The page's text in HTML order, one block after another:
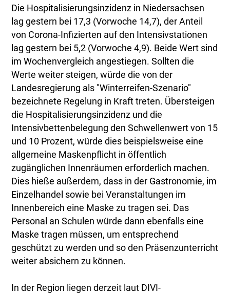
Die Hospitalisierungsinzidenz in Niedersachsen
lag gestern bei 17,3 (Vorwoche 14,7), der Anteil
von Corona-Infizierten auf den Intensivstationen
lag gestern bei 5,2 (Vorwoche 4,9). Beide Wert sind
im Wochenvergleich angestiegen. Sollten die
Werte weiter steigen, würde die von der
Landesregierung als "Winterreifen-Szenario"
bezeichnete Regelung in Kraft treten. Übersteigen
die Hospitalisierungsinzidenz und die
Intensivbettenbelegung den Schwellenwert von 15
und 10 Prozent, würde dies beispielsweise eine
allgemeine Maskenpflicht in öffentlich
zugänglichen Innenräumen erforderlich machen.
Dies hieße außerdem, dass in der Gastronomie, im
Einzelhandel sowie bei Veranstaltungen im
Innenbereich eine Maske zu tragen sei. Das
Personal an Schulen würde dann ebenfalls eine
Maske tragen müssen, um entsprechend
geschützt zu werden und so den Präsenzunterricht
weiter absichern zu können.
In der Region liegen derzeit laut DIVI-